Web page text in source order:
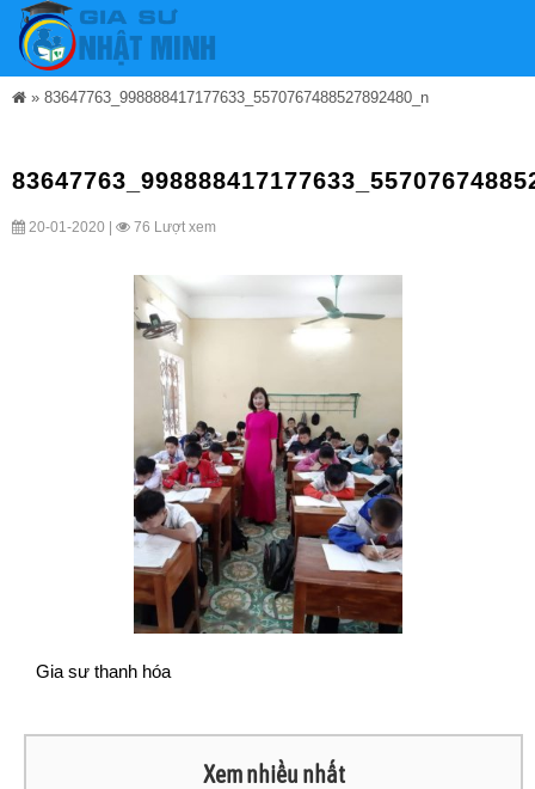
» 83647763_998888417177633_5570767488527892480_n
20-01-2020 | 76 Lượt xem
Gia sư thanh hóa
Xem nhiều nhất